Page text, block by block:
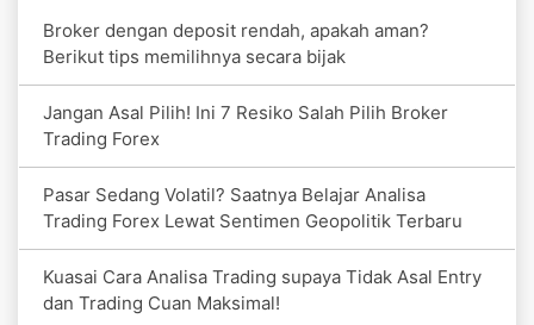
Broker dengan deposit rendah, apakah aman?
Berikut tips memilihnya secara bijak
Jangan Asal Pilih! Ini 7 Resiko Salah Pilih Broker
Trading Forex
Pasar Sedang Volatil? Saatnya Belajar Analisa
Trading Forex Lewat Sentimen Geopolitik Terbaru
Kuasai Cara Analisa Trading supaya Tidak Asal Entry
dan Trading Cuan Maksimal!